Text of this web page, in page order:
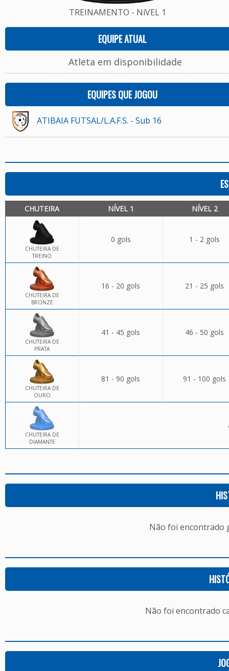
TREINAMENTO - NíVEL 1
EQUIPE ATUAL
Atleta em disponibilidade
EQUIPES QUE JOGOU
ATIBAIA FUTSAL/L.A.F.S. - Sub 16
CHUTEIRA NÍVEL 1 NÍVEL 2
CHUTEIRA DE
TREINO
0 gols 1 - 2 gols
CHUTEIRA DE
BRONZE
16 - 20 gols 21 - 25 gols
CHUTEIRA DE
PRATA
41 - 45 gols 46 - 50 gols
CHUTEIRA DE
OURO
81 - 90 gols 91 - 100 gols
CHUTEIRA DE
DIAMANTE
Não foi encontrado
Não foi encontrado